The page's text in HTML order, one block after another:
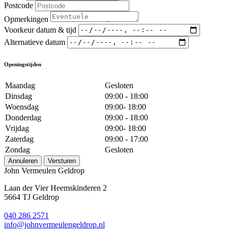
Postcode
Opmerkingen
Voorkeur datum & tijd
Alternatieve datum
Openingstijden
Maandag
Gesloten
Dinsdag
09:00 - 18:00
Woensdag
09:00- 18:00
Donderdag
09:00 - 18:00
Vrijdag
09:00- 18:00
Zaterdag
09:00 - 17:00
Zondag
Gesloten
Annuleren Versturen
John Vermeulen Geldrop
Laan der Vier Heemskinderen 2
5664 TJ Geldrop
040 286 2571
info@johnvermeulengeldrop.nl